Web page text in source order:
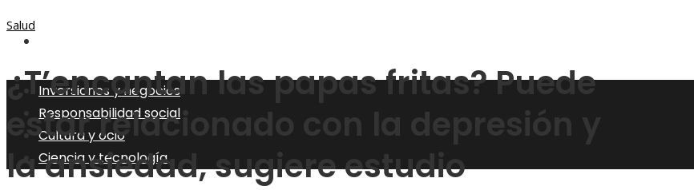
Inversiones y negocios
Responsabilidad social
Cultura y ocio
Ciencia y tecnología
Salud
¿T’encantan las papas fritas? Puede
estar relacionado con la depresión y
la ansiedad, sugiere estudio